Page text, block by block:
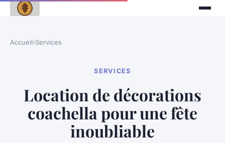
Accueil›Services
SERVICES
Location de décorations
coachella pour une fête
inoubliable